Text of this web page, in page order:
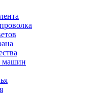
машин